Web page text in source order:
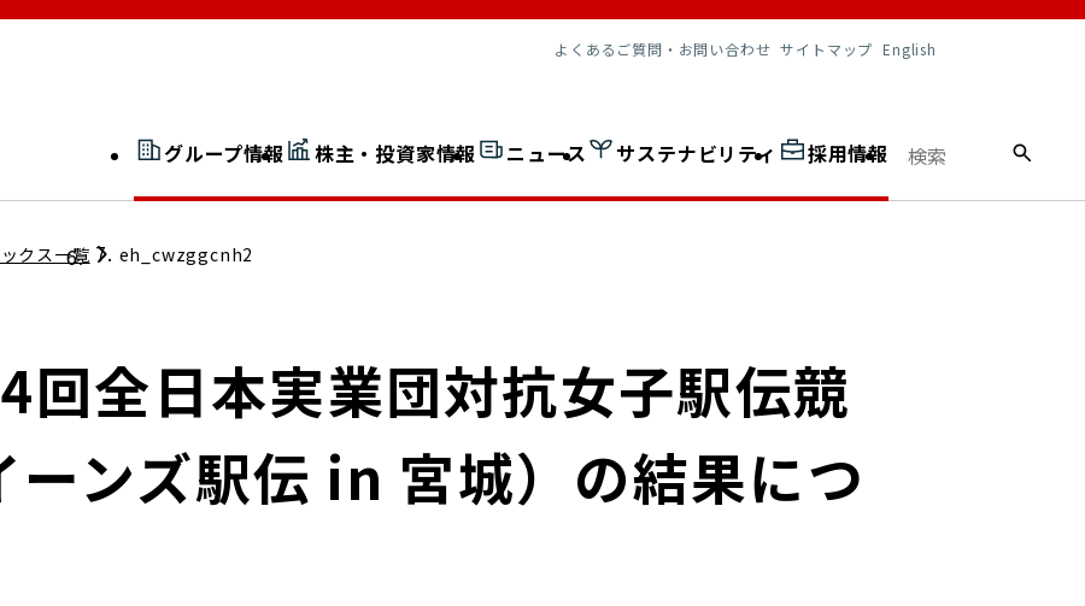
よくあるご質問・お問い合わせ サイトマップ English
グループ情報
社長室通信
JP 改革実行委員会
広告ギャラリー
株主・投資家情報 ニュース サステナビリティ
開示情報検索 外部からの評価
採用情報
クス一覧 eh_cwzggcnh2
回全日本実業団対抗女子駅伝競
ーンズ駅伝 in 宮城）の結果につ